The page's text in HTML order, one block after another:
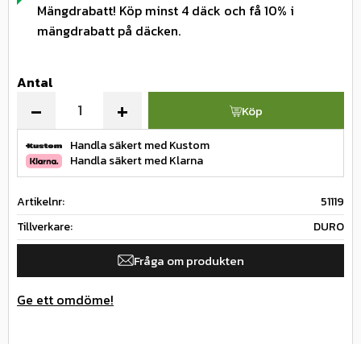
Mängdrabatt! Köp minst 4 däck och få 10% i
mängdrabatt på däcken.
Antal
+
- Köp
Handla säkert med Kustom
Handla säkert med Klarna
Artikelnr
51119
Tillverkare
DURO
Fråga om produkten
Ge ett omdöme!